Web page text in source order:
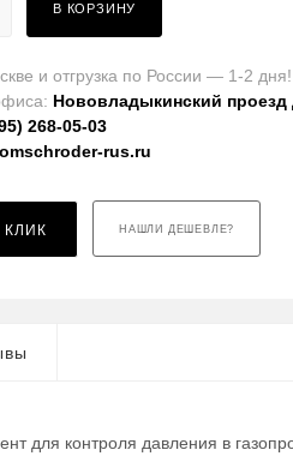
В КОРЗИНУ
и отгрузка по России — 1-2 дня!
Нововладыкинский проезд
268-05-03
rus.ru
КЛИК НАШЛИ ДЕШЕВЛЕ?
для контроля давления в